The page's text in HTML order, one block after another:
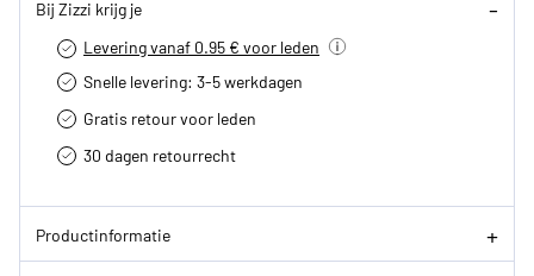
Bij Zizzi krijg je
Levering vanaf 0.95 € voor leden
Snelle levering: 3-5 werkdagen
Gratis retour voor leden
30 dagen retourrecht­
Productinformatie